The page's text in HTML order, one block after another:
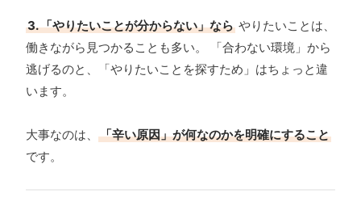
3. 「やりたいことが分からない」なら やりたいことは、
働きながら見つかることも多い。 「合わない環境」から
逃げるのと、「やりたいことを探すため」はちょっと違
います。
大事なのは、
「辛い原因」が何なのかを明確にすること
です。